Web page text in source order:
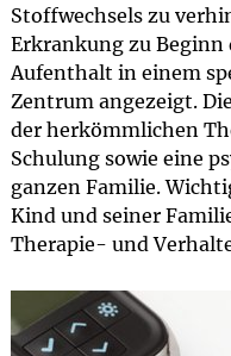
Stoffwechsels zu
Erkrankung zu
Aufenthalt in einem
Zentrum angezeigt.
der herkömmlichen
Schulung sowie eine
ganzen Familie.
Kind und seiner
Therapie- und